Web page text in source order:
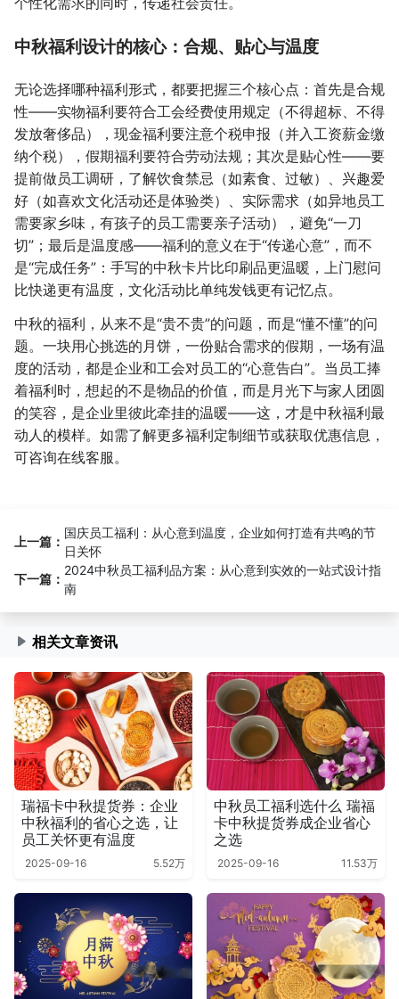
中秋福利设计的核心：合规、贴心与温度
无论选择哪种福利形式，都要把握三个核心点：首先是合规
性——实物福利要符合工会经费使用规定（不得超标、不得
发放奢侈品），现金福利要注意个税申报（并入工资薪金缴
纳个税），假期福利要符合劳动法规；其次是贴心性——要
提前做员工调研，了解饮食禁忌（如素食、过敏）、兴趣爱
好（如喜欢文化活动还是体验类）、实际需求（如异地员工
需要家乡味，有孩子的员工需要亲子活动），避免“一刀
切”；最后是温度感——福利的意义在于“传递心意”，而不
是“完成任务”：手写的中秋卡片比印刷品更温暖，上门慰问
比快递更有温度，文化活动比单纯发钱更有记忆点。
中秋的福利，从来不是“贵不贵”的问题，而是“懂不懂”的问
题。一块用心挑选的月饼，一份贴合需求的假期，一场有温
度的活动，都是企业和工会对员工的“心意告白”。当员工捧
着福利时，想起的不是物品的价值，而是月光下与家人团圆
的笑容，是企业里彼此牵挂的温暖——这，才是中秋福利最
动人的模样。如需了解更多福利定制细节或获取优惠信息，
可咨询在线客服。
上一篇：
国庆员工福利：从心意到温度，企业如何打造有共鸣的节
日关怀
下一篇：
2024中秋员工福利品方案：从心意到实效的一站式设计指
南
相关文章资讯
瑞福卡中秋提货券：企业
中秋福利的省心之选，让
员工关怀更有温度
2025-09-16 5.52万
中秋员工福利选什么 瑞福
卡中秋提货券成企业省心
之选
2025-09-16 11.53万